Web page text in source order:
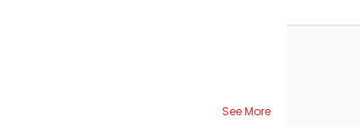
See More